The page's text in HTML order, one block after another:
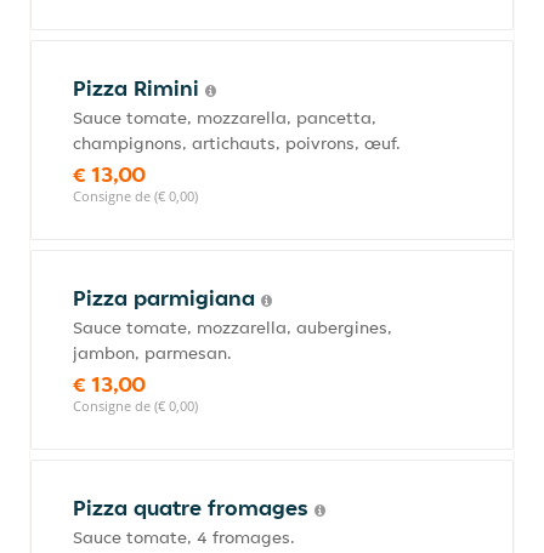
Pizza Rimini
Sauce tomate, mozzarella, pancetta,
champignons, artichauts, poivrons, œuf.
€ 13,00
Consigne de (€ 0,00)
Pizza parmigiana
Sauce tomate, mozzarella, aubergines,
jambon, parmesan.
€ 13,00
Consigne de (€ 0,00)
Pizza quatre fromages
Sauce tomate, 4 fromages.